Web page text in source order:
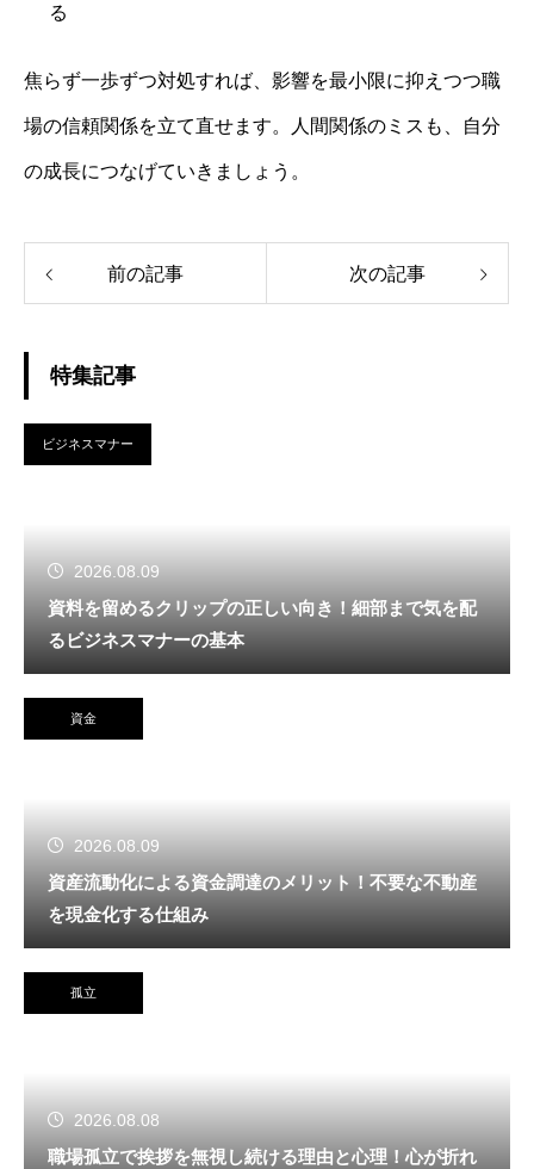
る
焦らず一歩ずつ対処すれば、影響を最小限に抑えつつ職
場の信頼関係を立て直せます。人間関係のミスも、自分
の成長につなげていきましょう。
前の記事 次の記事
特集記事
ビジネスマナー
2026.08.09
資料を留めるクリップの正しい向き！細部まで気を配
るビジネスマナーの基本
資金
2026.08.09
資産流動化による資金調達のメリット！不要な不動産
を現金化する仕組み
孤立
2026.08.08
職場孤立で挨拶を無視し続ける理由と心理！心が折れ